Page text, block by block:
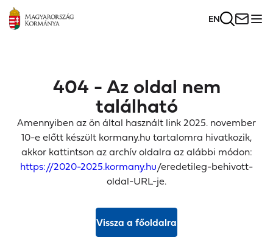
EN
404 - Az oldal nem
található
Amennyiben az ön által használt link 2025. november
10-e előtt készült kormany.hu tartalomra hivatkozik,
akkor kattintson az archív oldalra az alábbi módon:
https://2020-2025.kormany.hu/eredetileg-behivott-
oldal-URL-je.
Vissza a főoldalra